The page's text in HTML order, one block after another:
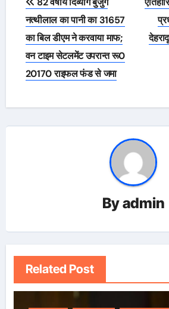
navigation
नत्थीलाल का पानी का 31657
का बिल डीएम ने करवाया माफ;
वन टाइम सेटलमेंट उपरान्त रू0
20170 राइफल फंड से जमा
Byadmin
Related Post